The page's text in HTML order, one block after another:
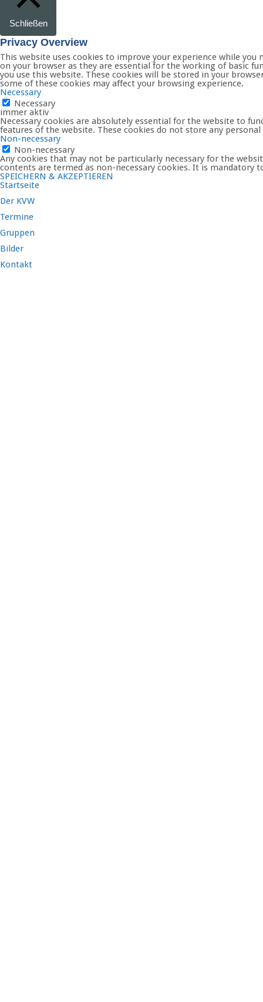
Schließen
Privacy Overview
This website uses cookies to improve your experience while
on your browser as they are essential for the working of basic
you use this website. These cookies will be stored in your
some of these cookies may affect your browsing experience.
Necessary
Necessary
immer aktiv
Necessary cookies are absolutely essential for the website to
features of the website. These cookies do not store any
Non-necessary
Non-necessary
Any cookies that may not be particularly necessary for the
contents are termed as non-necessary cookies. It is
SPEICHERN & AKZEPTIEREN
Startseite
Der KVW
Termine
Gruppen
Bilder
Kontakt